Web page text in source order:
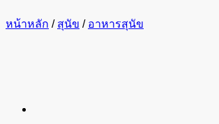
หน้าหลัก / สุนัข / อาหารสุนัข